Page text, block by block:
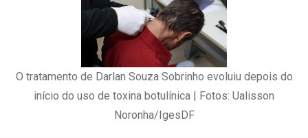
O tratamento de Darlan Souza Sobrinho evoluiu depois do
início do uso de toxina botulínica | Fotos: Ualisson
Noronha/IgesDF